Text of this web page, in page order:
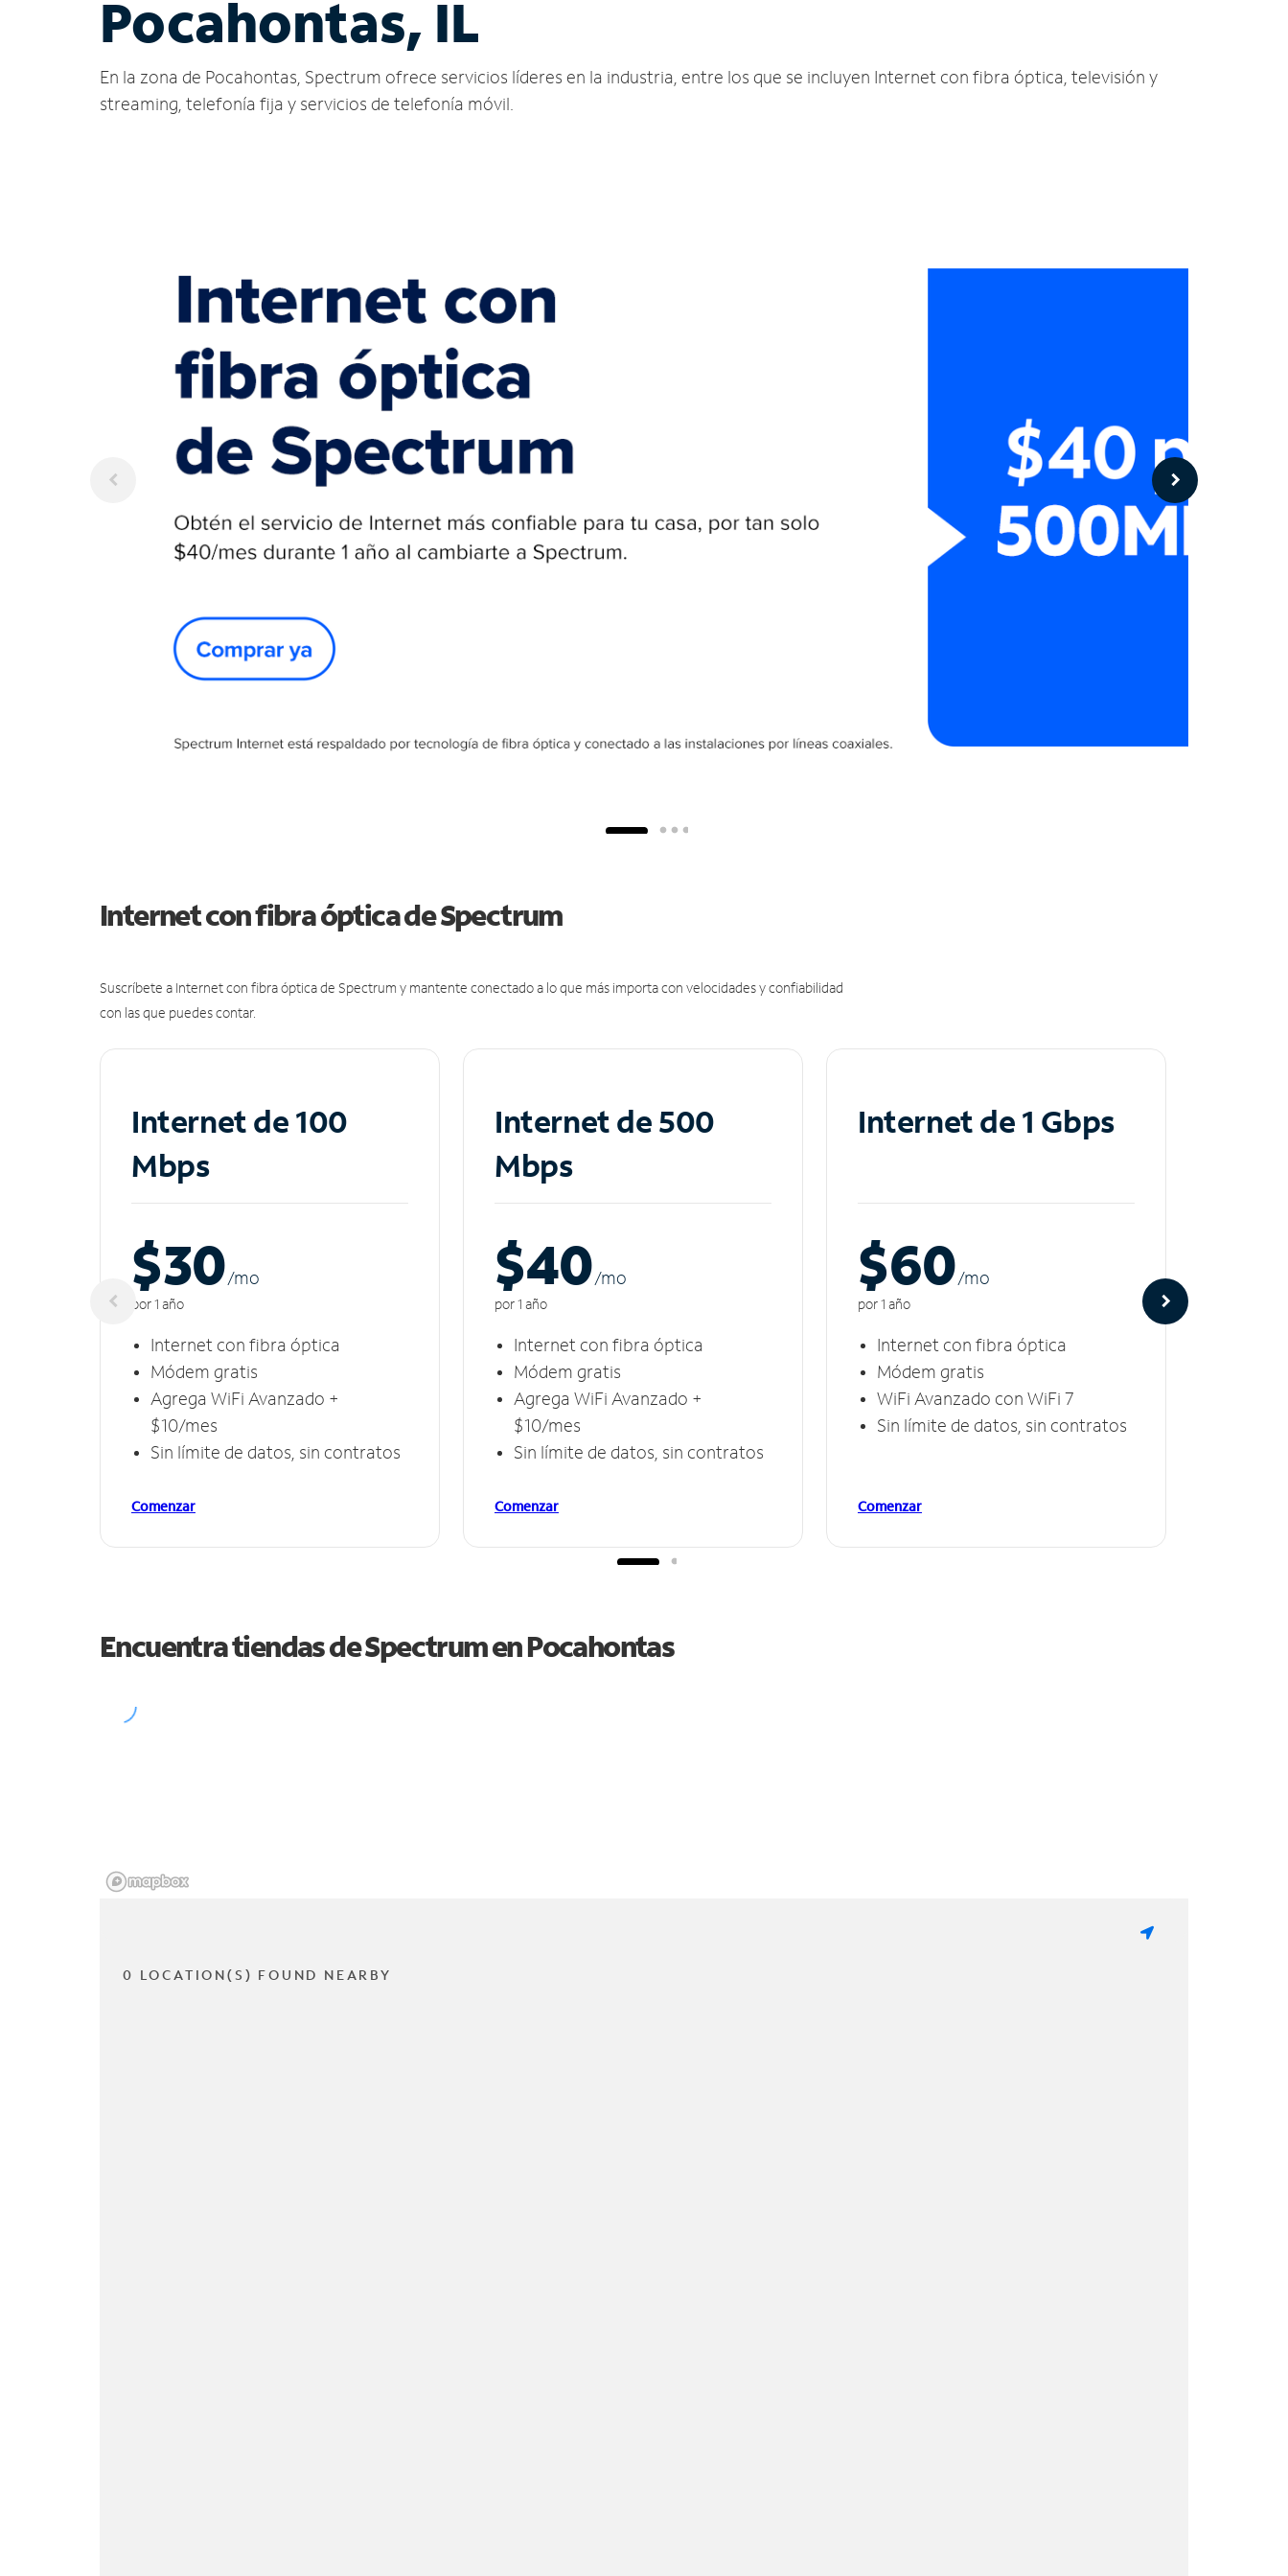
Pocahontas, IL
En la zona de Pocahontas, Spectrum ofrece servicios líderes en la industria, entre los que se incluyen Internet con fibra óptica, televisión y
streaming, telefonía fija y servicios de telefonía móvil.
Internet con fibra óptica de Spectrum
Suscríbete a Internet con fibra óptica de Spectrum y mantente conectado a lo que más importa con velocidades y confiabilidad
con las que puedes contar.
Internet de 100
Mbps
$30/mo
por 1 año
Internet con fibra óptica
Módem gratis
Agrega WiFi Avanzado +
$10/mes
Sin límite de datos, sin contratos
Comenzar
Internet de 500
Mbps
$40/mo
por 1 año
Internet con fibra óptica
Módem gratis
Agrega WiFi Avanzado +
$10/mes
Sin límite de datos, sin contratos
Comenzar
Internet de 1 Gbps
$60/mo
por 1 año
Internet con fibra óptica
Módem gratis
WiFi Avanzado con WiFi 7
Sin límite de datos, sin contratos
Comenzar
Encuentra tiendas de Spectrum enPocahontas
0 LOCATION(S) FOUND NEARBY